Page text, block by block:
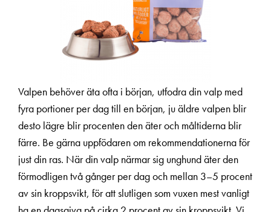
Valpen behöver äta ofta i början, utfodra din valp med
fyra portioner per dag till en början, ju äldre valpen blir
desto lägre blir procenten den äter och måltiderna blir
färre. Be gärna uppfödaren om rekommendationerna för
just din ras. När din valp närmar sig unghund äter den
förmodligen två gånger per dag och mellan 3–5 procent
av sin kroppsvikt, för att slutligen som vuxen mest vanligt